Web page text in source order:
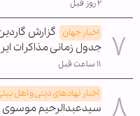
۲ روز قبل
اخبار جهان گزارش
جدول زمانی مذاکرات
۱۱ ساعت قبل
اخبار نهادهای دینی و اهل
سیدعبدالرحیم موسوی